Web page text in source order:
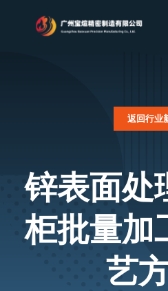
返回行业
锌表面处
柜批量加
艺